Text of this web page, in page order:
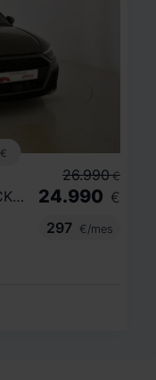
€
SPORTBACK ADRENALIN BLACK ED 25TFSI 70KW
26.990 €
24.990 €
297
€/mes